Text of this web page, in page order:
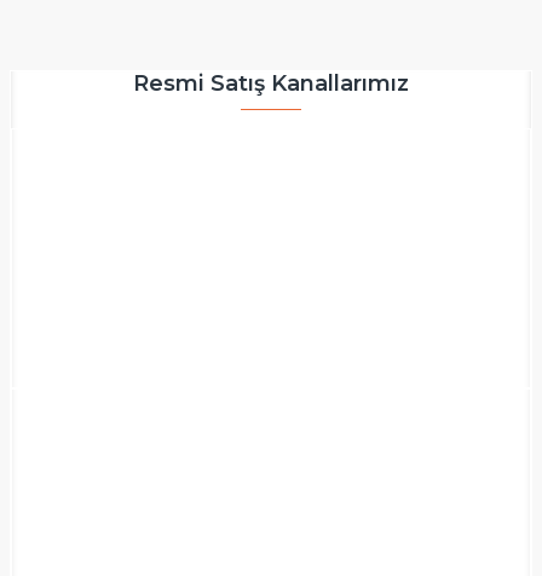
Resmi Satış Kanallarımız